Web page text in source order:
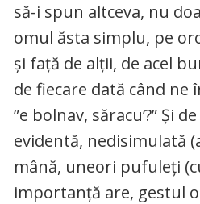
să-i spun altceva, nu
omul ăsta simplu, pe
și față de alții, de acel
de fiecare dată când ne
”e bolnav, săracu’?” Și
evidentă, nedisimulată
mână, uneori pufuleți
importanță are, gestul